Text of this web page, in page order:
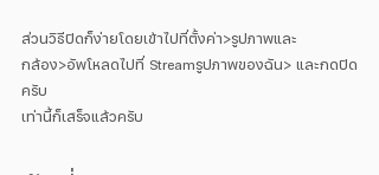
ส่วนวิธีปิดก็ง่ายโดยเข้าไปที่ตั้งค่า>รูปภาพและ
กล้อง>อัพโหลดไปที่ Streamรูปภาพของฉัน> และกดปิด
ครับ
เท่านี้ก็เสร็จแล้วครับ